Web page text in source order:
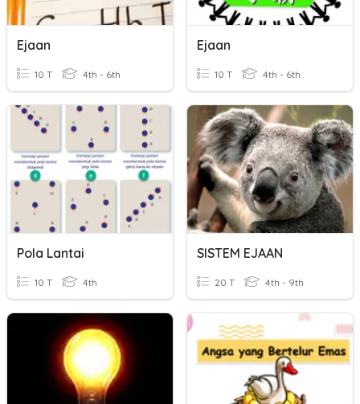
Ejaan
10 T 4th - 6th
Ejaan
10 T 4th - 6th
Pola Lantai
10 T 4th
SISTEM EJAAN
20 T 4th - 9th